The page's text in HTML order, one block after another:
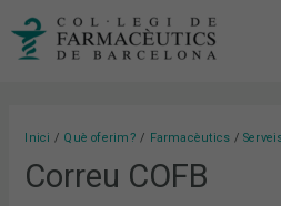
Inici Què oferim? Farmacèutics
Correu COFB